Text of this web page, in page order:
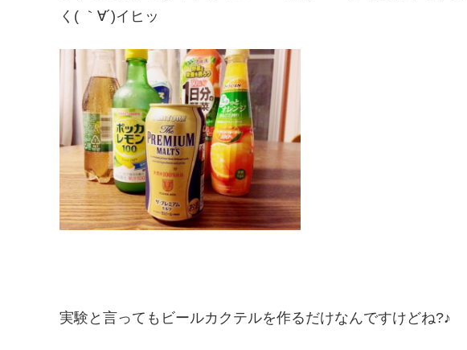
く( ｀∀´)イヒッ
実験と言ってもビールカクテルを作るだけなんですけどね?♪